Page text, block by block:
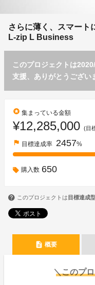
さらに薄く、スマート
L-zip L Business
このプロジェクトは
支援、ありがとうござい
stars 集まっている金額
¥12,285,000 (目
flag 目標達成率 2457%
購入数 650
このプロジェクトは 目標達成
description 概要
＼このプ